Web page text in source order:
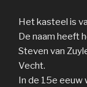
Het kasteel is
De naam heeft
Steven van
Vecht.
In de 15e eeuw